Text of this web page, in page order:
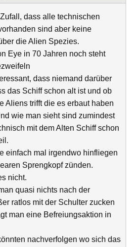
dass alle technischen
sind aber keine
die Alien Spezies.
Eye in 70 Jahren noch steht
dass niemand darüber
das Schiff schon alt ist und ob
Aliens trifft die es erbaut haben
wie man sieht sind zumindest
mit dem Alten Schiff schon
einfach mal irgendwo hinfliegen
Sprengkopf zünden.
nicht.
quasi nichts nach der
ratlos mit der Schulter zucken
man eine Befreiungsaktion in
nachverfolgen wo sich das